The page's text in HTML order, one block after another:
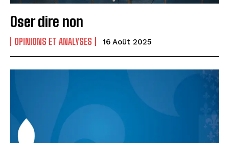
Oser dire non
OPINIONS ET ANALYSES 16 Août 2025